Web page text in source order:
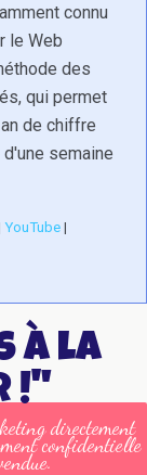
connu
le Web
des
qui permet
de chiffre
semaine
YouTube |
à la
!"
directement
confidentielle